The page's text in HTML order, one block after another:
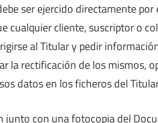
ser ejercido directamente por
cualquier cliente, suscriptor o
al Titular y pedir
la rectificación de los mismos,
datos en los ficheros del
junto con una fotocopia del